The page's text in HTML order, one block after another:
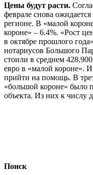
Цены будут расти.
феврале снова
регионе. В «малой
короне» – 6.4%. «Рост
в октябре прошлого
нотариусов Большого
стоили в среднем
евро в «малой короне».
прийти на помощь. В
«большой короне» было
объекта. Из них к числу
Поиск